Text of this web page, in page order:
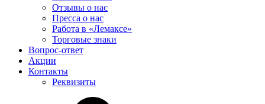
Отзывы о нас
Пресса о нас
Работа в «Лемаксе»
Торговые знаки
Вопрос-ответ
Акции
Контакты
Реквизиты